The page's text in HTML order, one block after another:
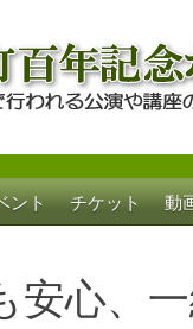
百年記念
公演や講座のご案内
ント チケット 動
安心、